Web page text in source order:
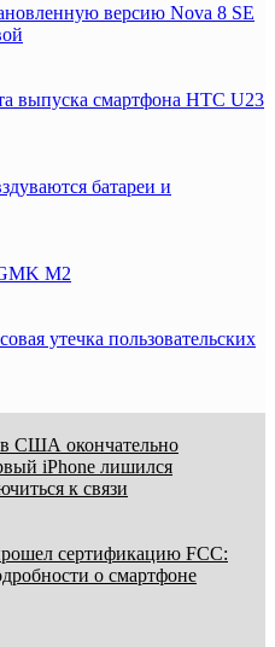
версию Nova 8 SE
выпуска смартфона HTC U23
батареи и
M2
утечка пользовательских
США окончательно
iPhone лишился
к связи
сертификацию FCC:
о смартфоне